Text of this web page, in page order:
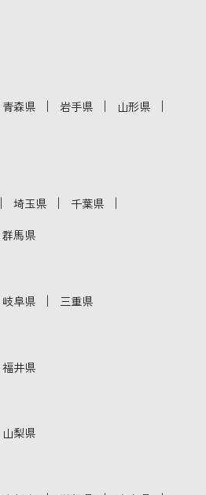
青森県 ｜ 岩手県 ｜ 山形県 ｜
｜ 埼玉県 ｜ 千葉県 ｜
群馬県
岐阜県 ｜ 三重県
福井県
山梨県